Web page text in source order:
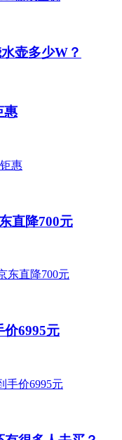
壶多少W？
惠
直降700元
价6995元